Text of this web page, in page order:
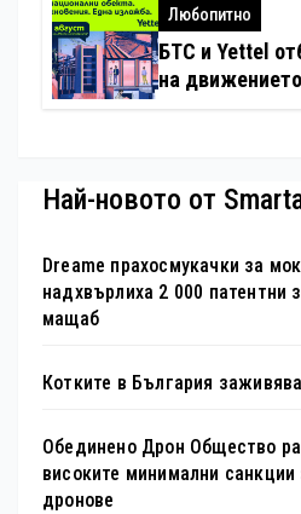
хотелиерството
Любопитно
БТС и Yettel
на
Най-новото от
Dreame прахосмукачки за
надхвърлиха 2 000 патентни
мащаб
Котките в България
Обединено Дрон Общество
високите минимални
дронове